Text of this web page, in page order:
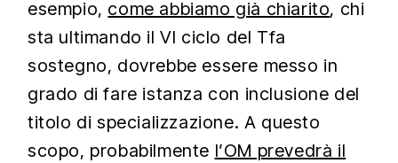
esempio, come abbiamo già chiarito, chi
sta ultimando il VI ciclo del Tfa
sostegno, dovrebbe essere messo in
grado di fare istanza con inclusione del
titolo di specializzazione. A questo
scopo, probabilmente l’OM prevedrà il